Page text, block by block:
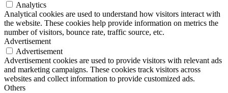
Analytics
Analytical cookies are used to understand how visitors interact with
the website. These cookies help provide information on metrics the
number of visitors, bounce rate, traffic source, etc.
Advertisement
Advertisement
Advertisement cookies are used to provide visitors with relevant ads
and marketing campaigns. These cookies track visitors across
websites and collect information to provide customized ads.
Others